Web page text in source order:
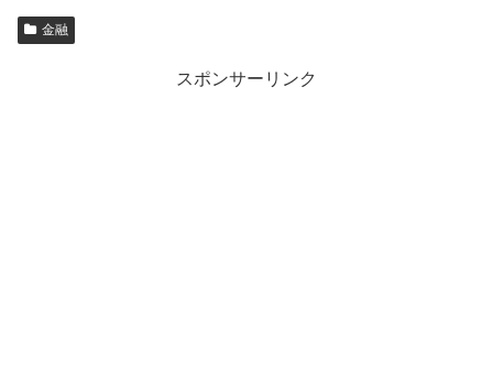
金融
スポンサーリンク